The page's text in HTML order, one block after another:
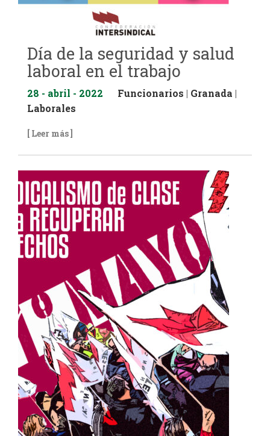
Día de la seguridad y salud
laboral en el trabajo
28 - abril - 2022 Funcionarios | Granada |
Laborales
[ Leer más ]